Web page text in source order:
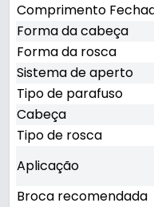
Comprimento
Forma da cabeça
Forma da rosca
Sistema de aperto
Tipo de parafuso
Cabeça
Tipo de rosca
Aplicação
Broca recomendada